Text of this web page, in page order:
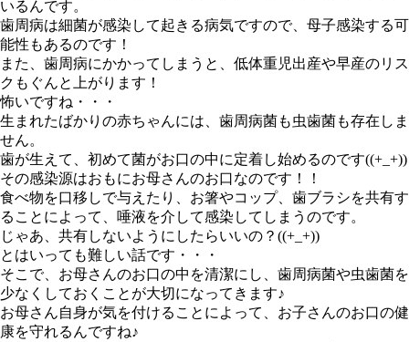
いるんです。
歯周病は細菌が感染して起きる病気ですので、母子感染する可
能性もあるのです！
また、歯周病にかかってしまうと、低体重児出産や早産のリス
クもぐんと上がります！
怖いですね・・・
生まれたばかりの赤ちゃんには、歯周病菌も虫歯菌も存在しま
せん。
歯が生えて、初めて菌がお口の中に定着し始めるのです((+_+))
その感染源はおもにお母さんのお口なのです！！
食べ物を口移しで与えたり、お箸やコップ、歯ブラシを共有す
ることによって、唾液を介して感染してしまうのです。
じゃあ、共有しないようにしたらいいの？((+_+))
とはいっても難しい話です・・・
そこで、お母さんのお口の中を清潔にし、歯周病菌や虫歯菌を
少なくしておくことが大切になってきます♪
お母さん自身が気を付けることによって、お子さんのお口の健
康を守れるんですね♪